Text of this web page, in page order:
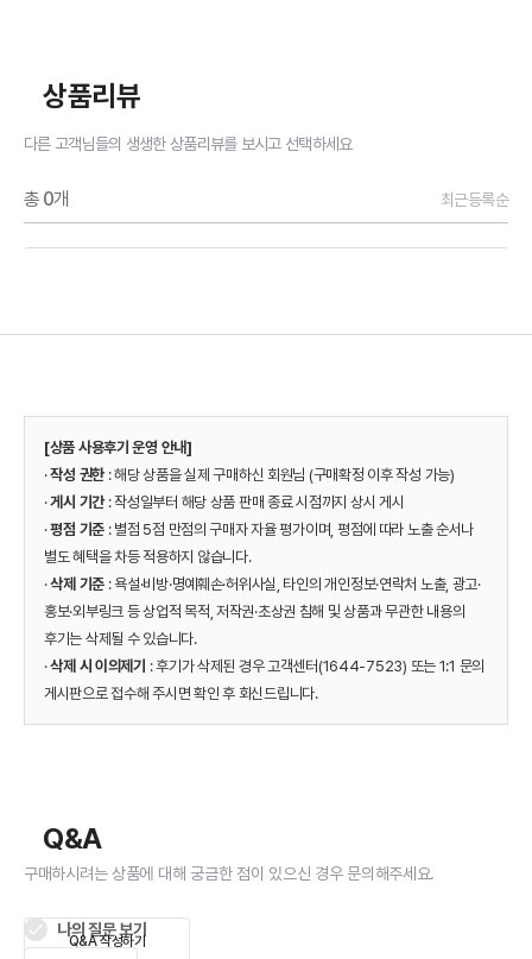
상품리뷰
다른 고객님들의 생생한 상품리뷰를 보시고 선택하세요
총 0개 최근등록순
[상품 사용후기 운영 안내]
·작성 권한 : 해당 상품을 실제 구매하신 회원님 (구매확정 이후 작성 가능)
·게시 기간: 작성일부터 해당 상품 판매 종료 시점까지 상시 게시
·평점 기준 : 별점 5점 만점의 구매자 자율 평가이며, 평점에 따라 노출 순서나
별도 혜택을 차등 적용하지 않습니다.
·삭제 기준 : 욕설·비방·명예훼손·허위사실, 타인의 개인정보·연락처 노출, 광고·
홍보·외부링크 등 상업적 목적, 저작권·초상권 침해 및 상품과 무관한 내용의
후기는 삭제될 수 있습니다.
·삭제 시 이의제기 : 후기가 삭제된 경우 고객센터(1644-7523) 또는 1:1 문의
게시판으로 접수해 주시면 확인 후 회신드립니다.
Q&A
구매하시려는 상품에 대해 궁금한 점이 있으신 경우 문의해주세요.
나의 질문 보기
Q&A 작성하기